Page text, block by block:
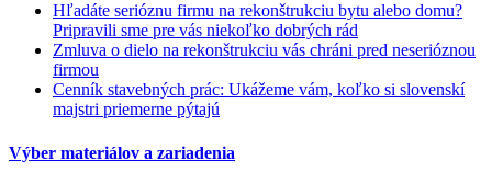
Hľadáte serióznu firmu na rekonštrukciu bytu alebo domu?
Pripravili sme pre vás niekoľko dobrých rád
Zmluva o dielo na rekonštrukciu vás chráni pred neserióznou
firmou
Cenník stavebných prác: Ukážeme vám, koľko si slovenskí
majstri priemerne pýtajú
Výber materiálov a zariadenia